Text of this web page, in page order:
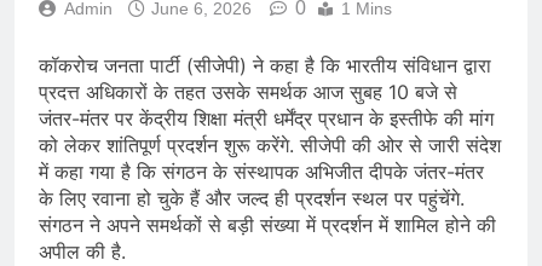
Admin June 6, 2026 0 1 Mins
कॉकरोच जनता पार्टी (सीजेपी) ने कहा है कि भारतीय संविधान द्वारा
प्रदत्त अधिकारों के तहत उसके समर्थक आज सुबह 10 बजे से
जंतर-मंतर पर केंद्रीय शिक्षा मंत्री धर्मेंद्र प्रधान के इस्तीफे की मांग
को लेकर शांतिपूर्ण प्रदर्शन शुरू करेंगे. सीजेपी की ओर से जारी संदेश
में कहा गया है कि संगठन के संस्थापक अभिजीत दीपके जंतर-मंतर
के लिए रवाना हो चुके हैं और जल्द ही प्रदर्शन स्थल पर पहुंचेंगे.
संगठन ने अपने समर्थकों से बड़ी संख्या में प्रदर्शन में शामिल होने की
अपील की है.